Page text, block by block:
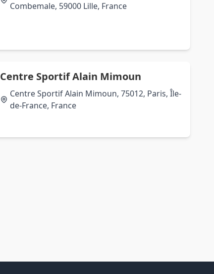
Combemale, 59000 Lille, France
Centre Sportif Alain Mimoun
Centre Sportif Alain Mimoun, 75012, Paris, Île-
de-France, France